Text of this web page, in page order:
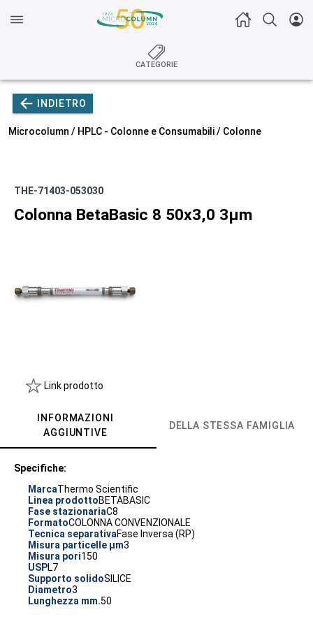
CATEGORIE
INDIETRO
Microcolumn / HPLC - Colonne e Consumabili/ Colonne
THE-71403-053030
Colonna BetaBasic 8 50x3,0 3µm
Link prodotto
INFORMAZIONI
AGGIUNTIVE
DELLA STESSA FAMIGLIA
Specifiche:
MarcaThermo Scientific
Linea prodottoBETABASIC
Fase stazionariaC8
FormatoCOLONNA CONVENZIONALE
Tecnica separativaFase Inversa (RP)
Misura particelle µm3
Misura pori150
USPL7
Supporto solidoSILICE
Diametro3
Lunghezza mm.50